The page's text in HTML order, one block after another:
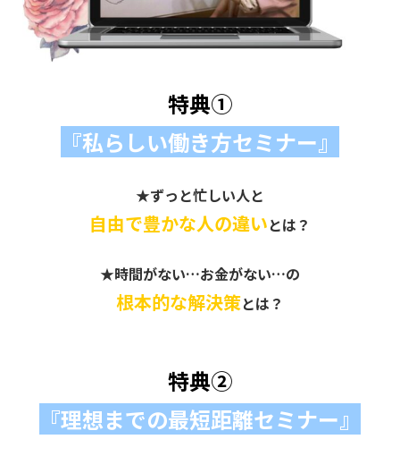
特典①
『私らしい働き方セミナー』
★ずっと忙しい人と
自由で豊かな人の違いとは？
★時間がない…お金がない…の
根本的な解決策とは？
特典②
『理想までの最短距離セミナー』